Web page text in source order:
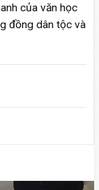
của văn học
đồng dân tộc và